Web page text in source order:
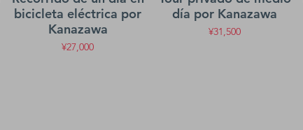
bicicleta eléctrica por
Kanazawa
¥27,000
día por Kanazawa
¥31,500